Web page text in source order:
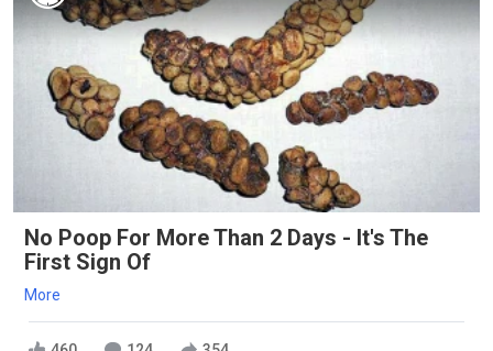
No Poop For More Than 2 Days - It's The
First Sign Of
More